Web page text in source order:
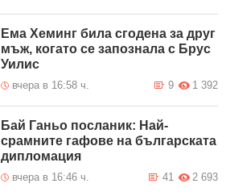
Ема Хеминг била сгодена за друг
мъж, когато се запознала с Брус
Уилис
вчера в 16:58 ч. 1 392
9
Бай Ганьо посланик: Най-
срамните гафове на българската
дипломация
вчера в 16:46 ч. 2 693
41